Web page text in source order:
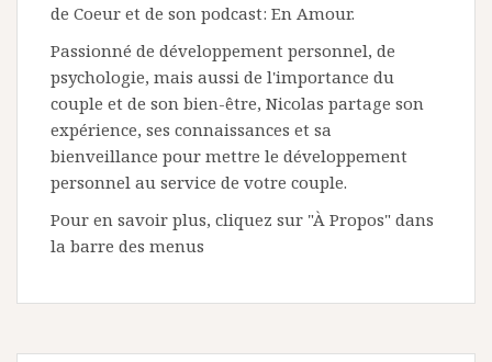
de Coeur et de son podcast: En Amour.
Passionné de développement personnel, de
psychologie, mais aussi de l'importance du
couple et de son bien-être, Nicolas partage son
expérience, ses connaissances et sa
bienveillance pour mettre le développement
personnel au service de votre couple.
Pour en savoir plus, cliquez sur "À Propos" dans
la barre des menus